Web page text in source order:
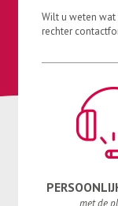
Wilt u weten
rechter
met de